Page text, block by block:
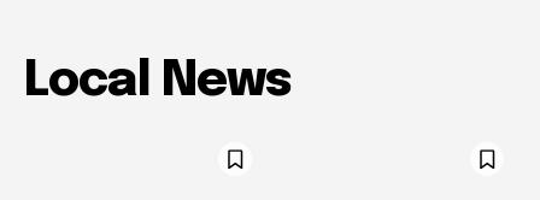
Local News